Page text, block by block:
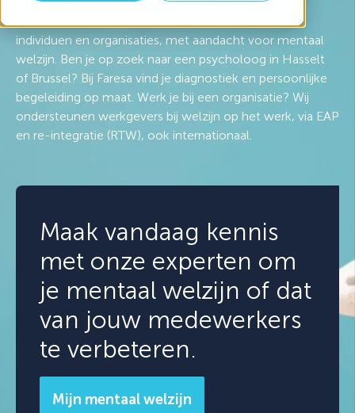
individuen en organisaties, met aandacht voor mentaal
welzijn. Ben je op zoek naar een psycholoog in Hasselt
of Brussel? Bij Faresa vind je diagnostiek en persoonlijke
begeleiding op maat. Werk je bij een organisatie? Wij
ondersteunen werkgevers bij welzijn op het werk, via EAP
en re-integratie (RTW), ook internationaal.
Maak vandaag kennis
met onze experten om
je mentaal welzijn of dat
van jouw medewerkers
te verbeteren.
Mijn mentaal welzijn